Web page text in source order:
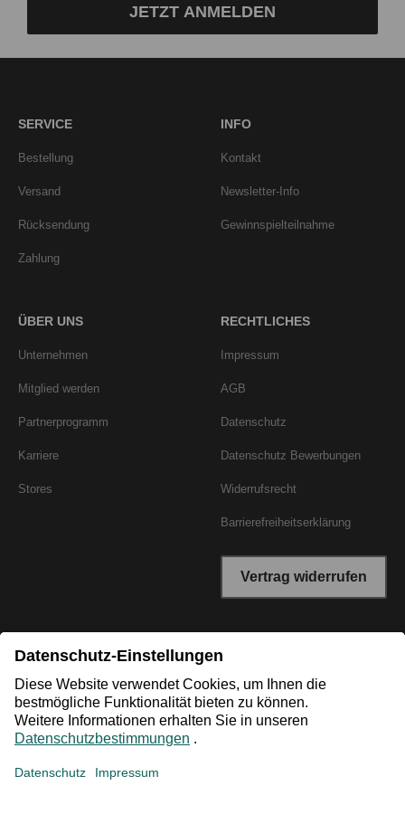
JETZT ANMELDEN
SERVICE
Bestellung
Versand
Rücksendung
Zahlung
INFO
Kontakt
Newsletter-Info
Gewinnspielteilnahme
ÜBER UNS
Unternehmen
Mitglied werden
Partnerprogramm
Karriere
Stores
RECHTLICHES
Impressum
AGB
Datenschutz
Datenschutz Bewerbungen
Widerrufsrecht
Barrierefreiheitserklärung
Vertrag widerrufen